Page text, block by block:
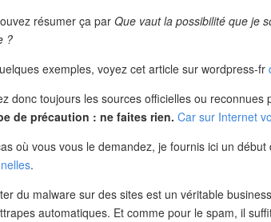
résumer ça parQue vaut la possibilité que je
?
exemples, voyez cet article sur wordpress-fr
donc toujours les sources officielles ou reconnues
de précaution : ne faites rien. Car sur Internet
où vous vous le demandez, je fournis ici un début
.
du malware sur des sites est un véritable
automatiques. Et comme pour le spam, il